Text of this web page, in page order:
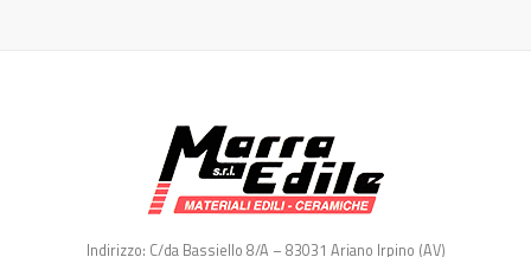
Indirizzo: C/da Bassiello 8/A – 83031 Ariano Irpino (AV)